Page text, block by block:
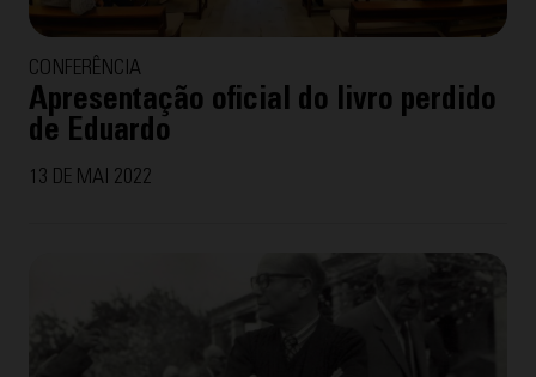
CONFERÊNCIA
Apresentação oficial do livro perdido
de Eduardo
13 DE MAI 2022